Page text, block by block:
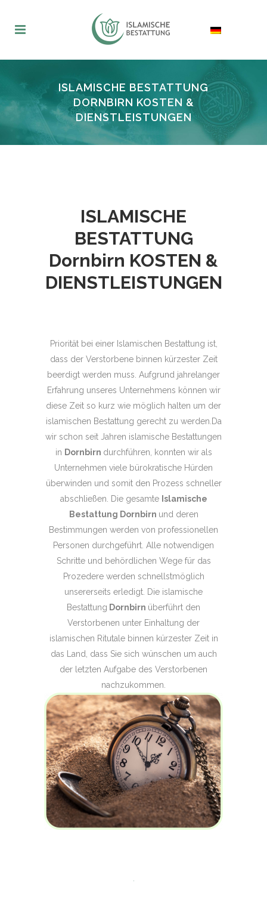
ISLAMISCHE BESTATTUNG
DORNBIRN KOSTEN &
DIENSTLEISTUNGEN
ISLAMISCHE
BESTATTUNG
Dornbirn KOSTEN &
DIENSTLEISTUNGEN
Priorität bei einer Islamischen Bestattung ist,
dass der Verstorbene binnen kürzester Zeit
beerdigt werden muss. Aufgrund jahrelanger
Erfahrung unseres Unternehmens können wir
diese Zeit so kurz wie möglich halten um der
islamischen Bestattung gerecht zu werden.Da
wir schon seit Jahren islamische Bestattungen
in Dornbirn durchführen, konnten wir als
Unternehmen viele bürokratische Hürden
überwinden und somit den Prozess schneller
abschließen. Die gesamte Islamische
Bestattung Dornbirn und deren
Bestimmungen werden von professionellen
Personen durchgeführt. Alle notwendigen
Schritte und behördlichen Wege für das
Prozedere werden schnellstmöglich
unsererseits erledigt. Die islamische
Bestattung Dornbirn überführt den
Verstorbenen unter Einhaltung der
islamischen Ritutale binnen kürzester Zeit in
das Land, dass Sie sich wünschen um auch
der letzten Aufgabe des Verstorbenen
nachzukommen.